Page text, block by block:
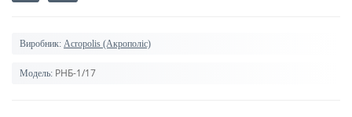
Виробник: Acropolis (Акрополіс)
Модель: РНБ-1/17